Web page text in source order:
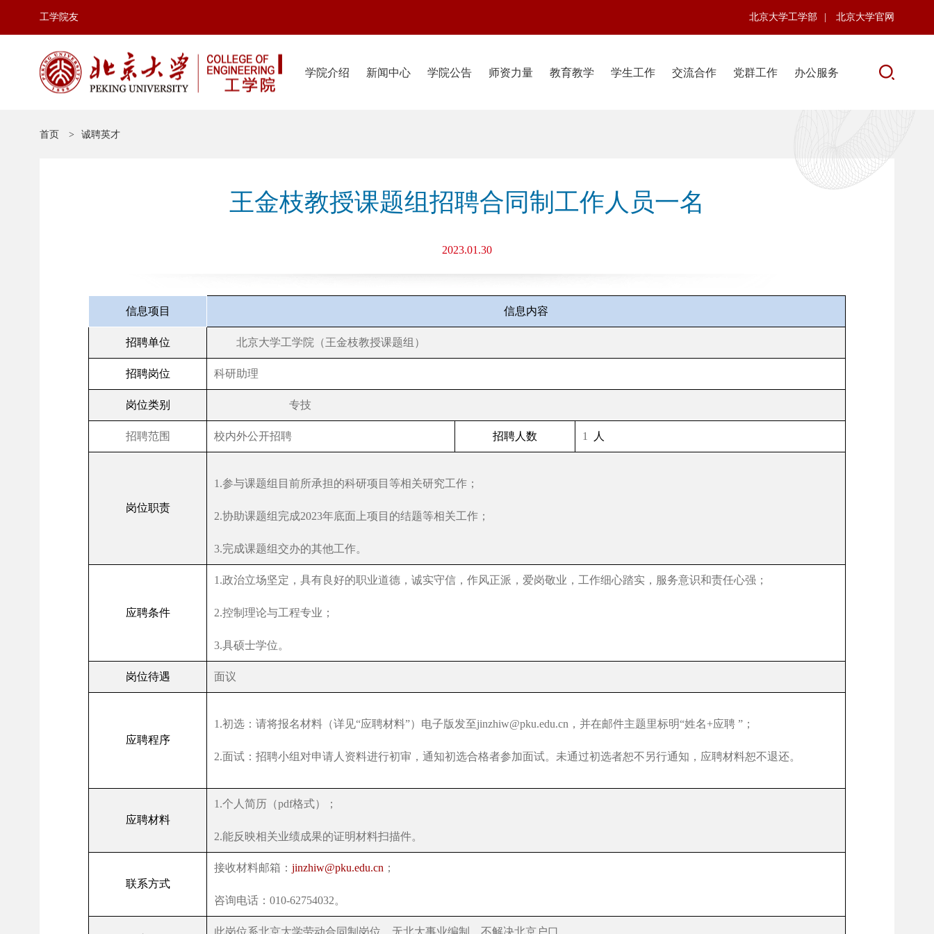
工学院友 北京大学工学部 北京大学官网
学院介绍 新闻中心 学院公告 师资力量 教育教学 学生工作 交流合作 党群工作 办公服务
首页 诚聘英才
王金枝教授课题组招聘合同制工作人员一名
2023.01.30
信息项目 信息内容
招聘单位 北京大学工学院（王金枝教授课题组）
招聘岗位 科研助理
岗位类别 专技
招聘范围 校内外公开招聘 招聘人数 1 人
岗位职责
1.参与课题组目前所承担的科研项目等相关研究工作；
2.协助课题组完成2023年底面上项目的结题等相关工作；
3.完成课题组交办的其他工作。
应聘条件
1.政治立场坚定，具有良好的职业道德，诚实守信，作风正派，爱岗敬业，工作细心踏实，服务意识和责任心强；
2.控制理论与工程专业；
3.具硕士学位。
岗位待遇 面议
应聘程序
1.初选：请将报名材料（详见“应聘材料”）电子版发至jinzhiw@pku.edu.cn ，并在邮件主题里标明“姓名+应聘 ” ；
2.面试：招聘小组对申请人资料进行初审，通知初选合格者参加面试。未通过初选者恕不另行通知，应聘材料恕不退还。
应聘材料
1.个人简历（pdf格式）；
2.能反映相关业绩成果的证明材料扫描件。
联系方式
接收材料邮箱： jinzhiw@pku.edu.cn ；
咨询电话： 010-62754032。
此岗位系北京大学劳动合同制岗位，无北大事业编制，不解决北京户口。